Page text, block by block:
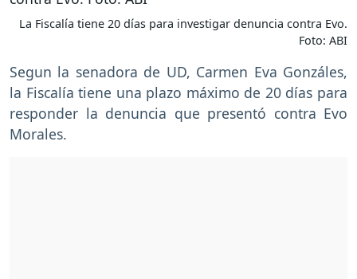
La Fiscalía tiene 20 días para investigar denuncia contra Evo.
Foto: ABI
Segun la senadora de UD, Carmen Eva Gonzáles,
la Fiscalía tiene una plazo máximo de 20 días para
responder la denuncia que presentó contra Evo
Morales.